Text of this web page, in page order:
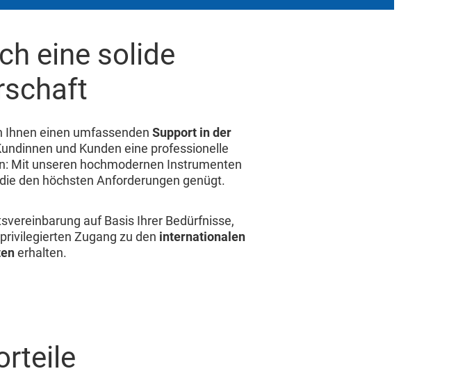
eine solide
einen umfassenden Support in der
und Kunden eine professionelle
Mit unseren hochmodernen Instrumenten
den höchsten Anforderungen genügt.
auf Basis Ihrer Bedürfnisse,
Zugang zu den internationalen
erhalten.